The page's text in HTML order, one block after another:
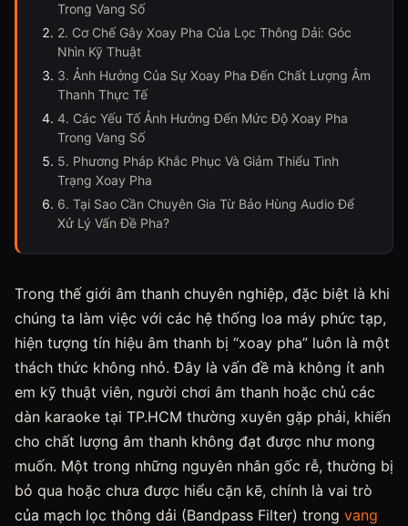
Trong Vang Số
2. Cơ Chế Gây Xoay Pha Của Lọc Thông Dải: Góc
Nhìn Kỹ Thuật
3. Ảnh Hưởng Của Sự Xoay Pha Đến Chất Lượng Âm
Thanh Thực Tế
4. Các Yếu Tố Ảnh Hưởng Đến Mức Độ Xoay Pha
Trong Vang Số
5. Phương Pháp Khắc Phục Và Giảm Thiểu Tình
Trạng Xoay Pha
6. Tại Sao Cần Chuyên Gia Từ Bảo Hùng Audio Để
Xử Lý Vấn Đề Pha?
Trong thế giới âm thanh chuyên nghiệp, đặc biệt là khi
chúng ta làm việc với các hệ thống loa máy phức tạp,
hiện tượng tín hiệu âm thanh bị “xoay pha” luôn là một
thách thức không nhỏ. Đây là vấn đề mà không ít anh
em kỹ thuật viên, người chơi âm thanh hoặc chủ các
dàn karaoke tại TP.HCM thường xuyên gặp phải, khiến
cho chất lượng âm thanh không đạt được như mong
muốn. Một trong những nguyên nhân gốc rễ, thường bị
bỏ qua hoặc chưa được hiểu cặn kẽ, chính là vai trò
của mạch lọc thông dải (Bandpass Filter) trong vang